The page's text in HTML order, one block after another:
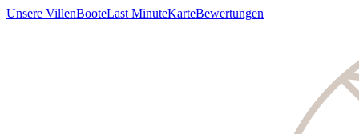
Unsere VillenBooteLast MinuteKarteBewertungen